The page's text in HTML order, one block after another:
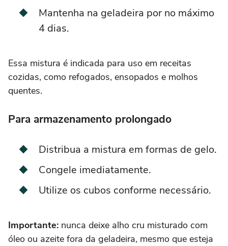
Mantenha na geladeira por no máximo
4 dias.
Essa mistura é indicada para uso em receitas
cozidas, como refogados, ensopados e molhos
quentes.
Para armazenamento prolongado
Distribua a mistura em formas de gelo.
Congele imediatamente.
Utilize os cubos conforme necessário.
Importante: nunca deixe alho cru misturado com
óleo ou azeite fora da geladeira, mesmo que esteja